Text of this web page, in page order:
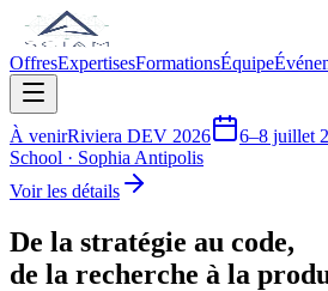
OffresExpertisesFormationsÉquipe
À venirRiviera DEV 2026 6–8 juillet
School · Sophia Antipolis
Voir les détails
De la stratégie au code,
de la recherche à la